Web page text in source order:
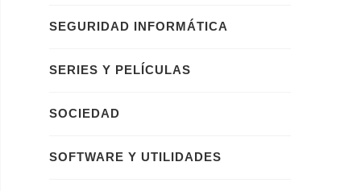
SEGURIDAD INFORMÁTICA
SERIES Y PELÍCULAS
SOCIEDAD
SOFTWARE Y UTILIDADES